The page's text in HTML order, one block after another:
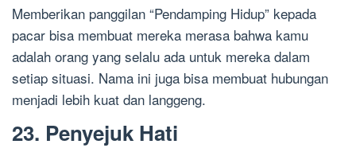
Memberikan panggilan “Pendamping Hidup” kepada
pacar bisa membuat mereka merasa bahwa kamu
adalah orang yang selalu ada untuk mereka dalam
setiap situasi. Nama ini juga bisa membuat hubungan
menjadi lebih kuat dan langgeng.
23. Penyejuk Hati